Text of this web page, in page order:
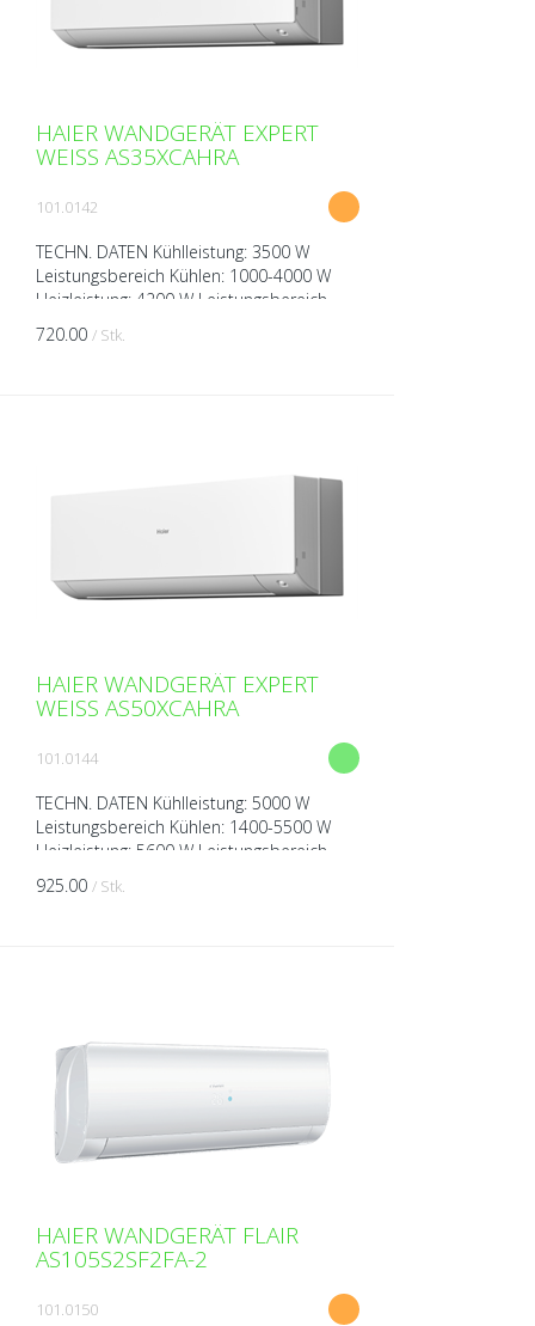
HAIER WANDGERÄT EXPERT
WEISS AS35XCAHRA
101.0142
TECHN. DATEN Kühlleistung: 3500 W
Leistungsbereich Kühlen: 1000-4000 W
Heizleistung: 4200 W Leistungsbereich
Heizen: 1000-5200 W Spannung: 230V
über Aussengerät Breite: 8...
720.00 / Stk.
HAIER WANDGERÄT EXPERT
WEISS AS50XCAHRA
101.0144
TECHN. DATEN Kühlleistung: 5000 W
Leistungsbereich Kühlen: 1400-5500 W
Heizleistung: 5600 W Leistungsbereich
Heizen: 1700-6200 W Spannung: 230V
über Aussengerät Breite: 8...
925.00 / Stk.
HAIER WANDGERÄT FLAIR
AS105S2SF2FA-2
101.0150